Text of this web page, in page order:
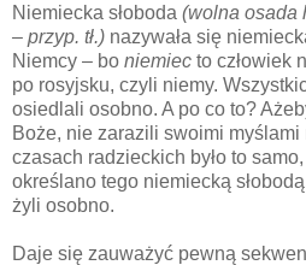
Niemiecka słoboda (wolna osada
– przyp. tł.) nazywała się
Niemcy – bo niemiec to człowiek
po rosyjsku, czyli niemy.
osiedlali osobno. A po co to?
Boże, nie zarazili swoimi myślami
czasach radzieckich było to
określano tego niemiecką
żyli osobno.
Daje się zauważyć pewną